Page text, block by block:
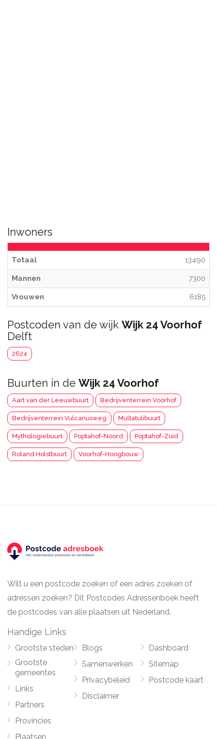
Inwoners
Totaal 13490
Mannen 7300
Vrouwen 6185
Postcoden van de wijk Wijk 24 Voorhof
Delft
2624
Buurten in de Wijk 24 Voorhof
Aart van der Leeuwbuurt Bedrijventerrein Voorhof
Bedrijventerrein Vulcanusweg Multatulibuurt
Mythologiebuurt Poptahof-Noord Poptahof-Zuid
Roland Holstbuurt Voorhof-Hoogbouw
Wilt u een postcode zoeken of een adres zoeken of
adressen zoeken? Dit Postcodes Adressenboek heeft
de postcodes van alle plaatsen uit Nederland.
Handige Links
Grootste steden
Grootste
gemeentes
Links
Partners
Provincies
Plaatsen
Blogs
Samenwerken
Privacybeleid
Disclaimer
Dashboard
Sitemap
Postcode kaart